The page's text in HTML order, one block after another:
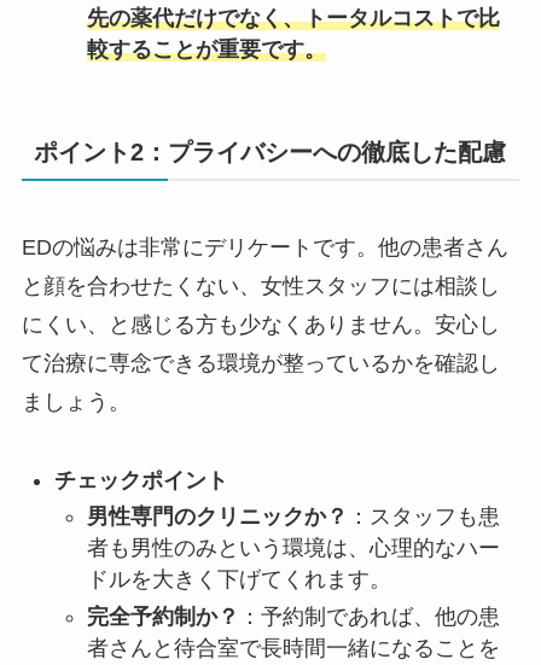
先の薬代だけでなく、トータルコストで比
較することが重要です。
ポイント2：プライバシーへの徹底した配慮
EDの悩みは非常にデリケートです。他の患者さん
と顔を合わせたくない、女性スタッフには相談し
にくい、と感じる方も少なくありません。安心し
て治療に専念できる環境が整っているかを確認し
ましょう。
チェックポイント
男性専門のクリニックか？ ：スタッフも患
者も男性のみという環境は、心理的なハー
ドルを大きく下げてくれます。
完全予約制か？ ：予約制であれば、他の患
者さんと待合室で長時間一緒になることを